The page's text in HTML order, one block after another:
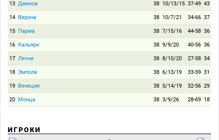
13 Дженоа 38 10/13/15 37-49 43
14 Верона 38 10/7/21 34-66 37
15 Парма 38 7/15/16 44-58 36
16 Кальяри 38 9/9/20 40-56 36
17 Лечче 38 8/10/20 27-58 34
18 Эмполи 38 6/13/19 33-59 31
19 Венеция 38 5/14/19 32-56 29
20 Монца 38 3/9/26 28-69 18
ИГРОКИ